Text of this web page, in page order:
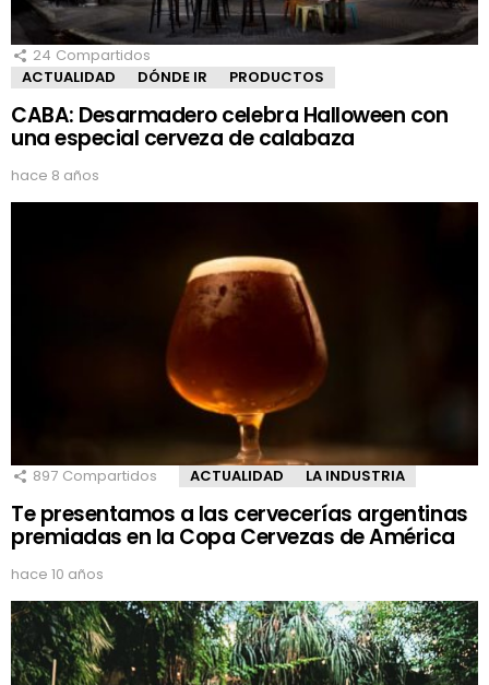
24 Compartidos
ACTUALIDAD
DÓNDE IR PRODUCTOS
CABA: Desarmadero celebra Halloween con
una especial cerveza de calabaza
hace 8 años
897 Compartidos ACTUALIDAD LA INDUSTRIA
Te presentamos a las cervecerías argentinas
premiadas en la Copa Cervezas de América
hace 10 años